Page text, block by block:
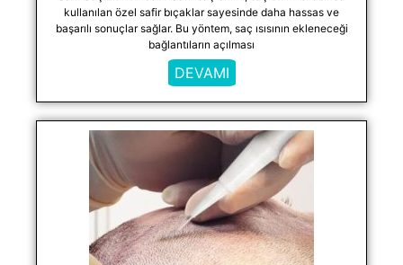
kullanılan özel safir bıçaklar sayesinde daha hassas ve
başarılı sonuçlar sağlar. Bu yöntem, saç ısısının ekleneceği
bağlantıların açılması
DEVAMI